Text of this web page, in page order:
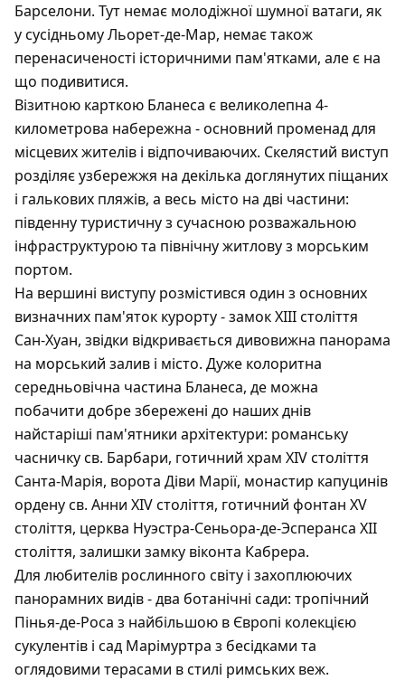
Барселони. Тут немає молодіжної шумної ватаги, як
у сусідньому Льорет-де-Мар, немає також
перенасиченості історичними пам'ятками, але є на
що подивитися.
Візитною карткою Бланеса є великолепна 4-
километрова набережна - основний променад для
місцевих жителів і відпочиваючих. Скелястий виступ
розділяє узбережжя на декілька доглянутих піщаних
і галькових пляжів, а весь місто на дві частини:
південну туристичну з сучасною розважальною
інфраструктурою та північну житлову з морським
портом.
На вершині виступу розмістився один з основних
визначних пам'яток курорту - замок XIII століття
Сан-Хуан, звідки відкривається дивовижна панорама
на морський залив і місто. Дуже колоритна
середньовічна частина Бланеса, де можна
побачити добре збережені до наших днів
найстаріші пам'ятники архітектури: романську
часничку св. Барбари, готичний храм XIV століття
Санта-Марія, ворота Діви Марії, монастир капуцинів
ордену св. Анни XIV століття, готичний фонтан XV
століття, церква Нуэстра-Сеньора-де-Эсперанса XII
століття, залишки замку віконта Кабрера.
Для любителів рослинного світу і захоплюючих
панорамних видів - два ботанічні сади: тропічний
Пінья-де-Роса з найбільшою в Європі колекцією
сукулентів і сад Марімуртра з бесідками та
оглядовими терасами в стилі римських веж.